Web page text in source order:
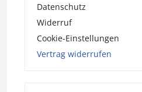
Datenschutz
Widerruf
Cookie-Einstellungen
Vertrag widerrufen